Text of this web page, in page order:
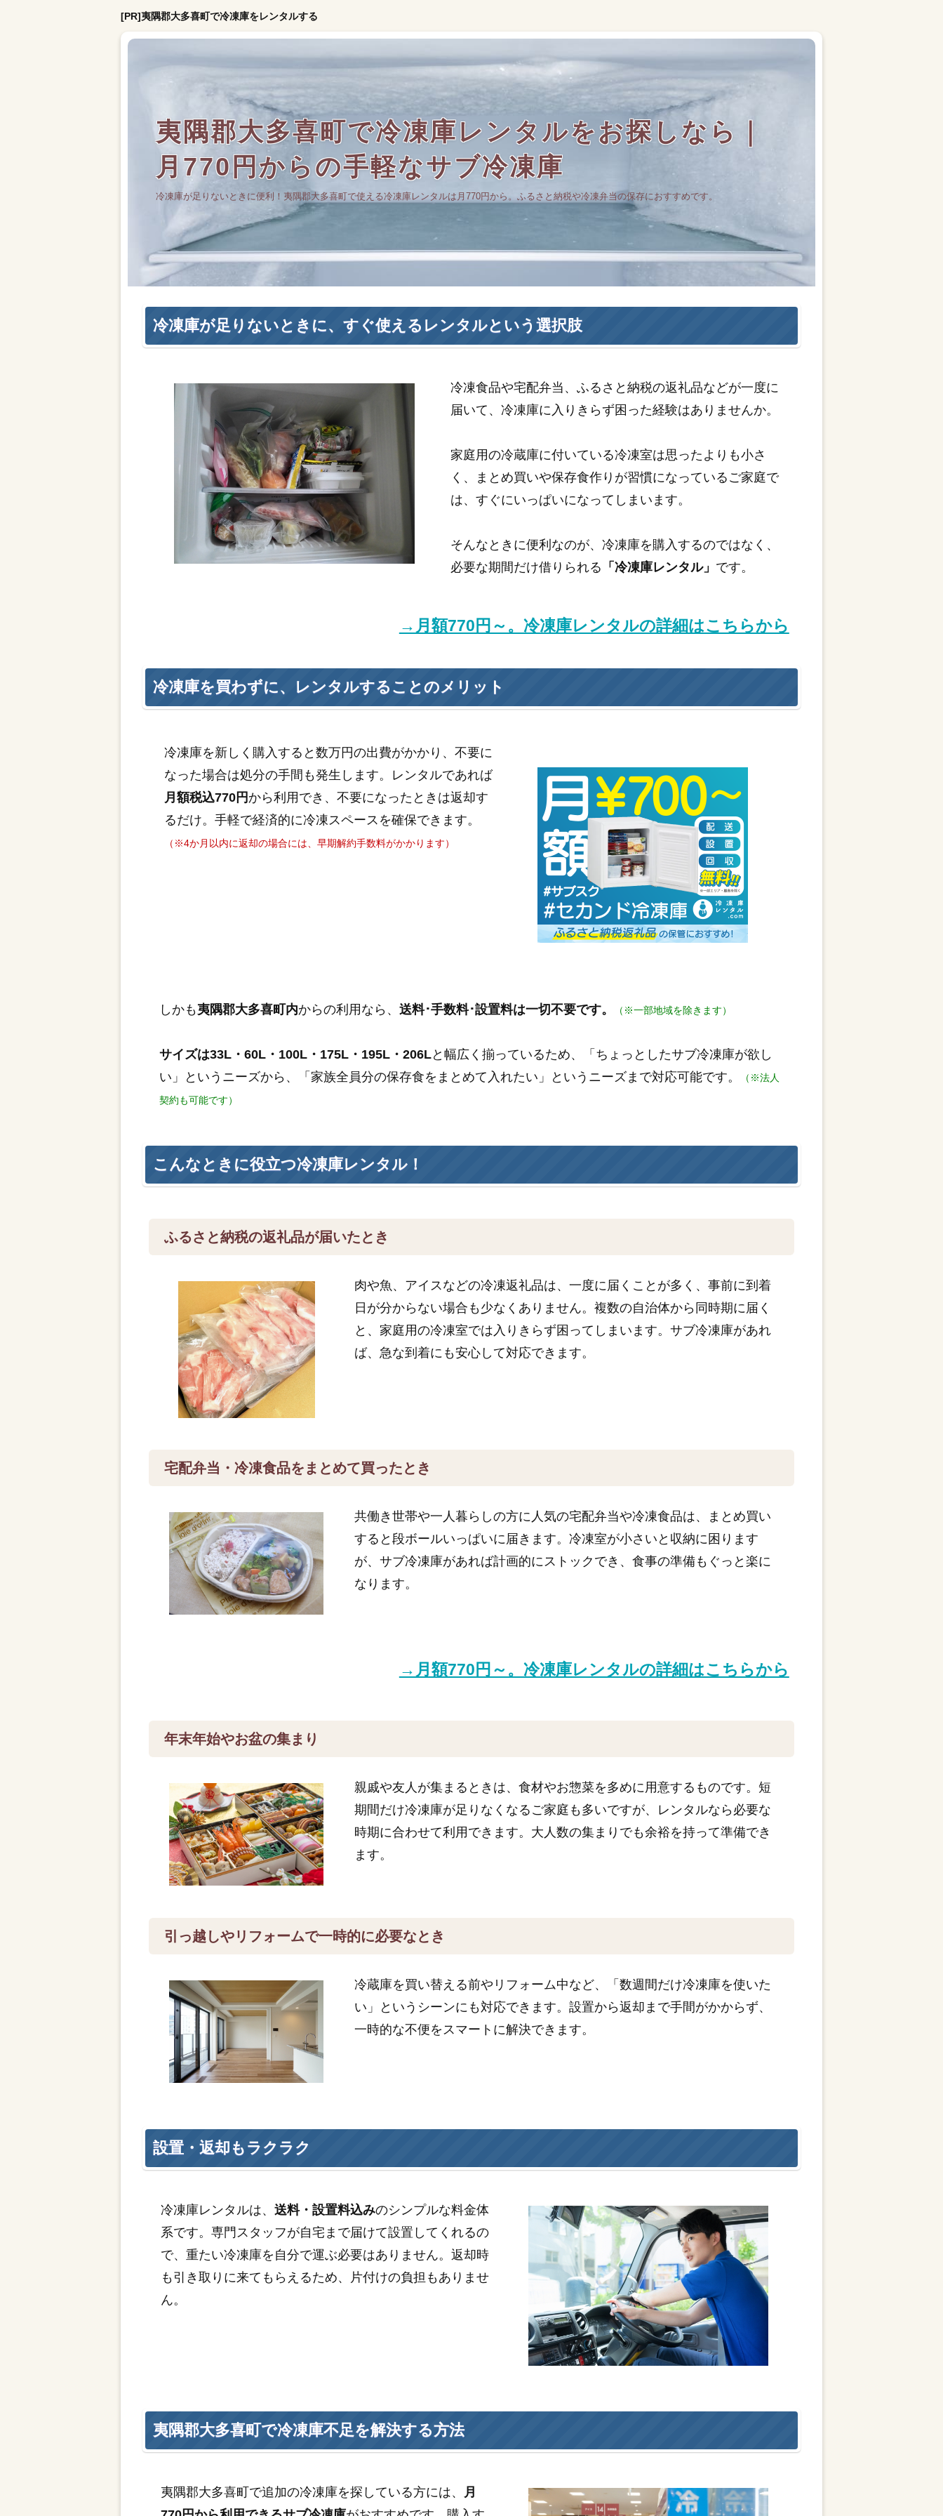
[PR]夷隅郡大多喜町で冷凍庫をレンタルする
夷隅郡大多喜町で冷凍庫レンタルをお探しなら｜
月770円からの手軽なサブ冷凍庫
冷凍庫が足りないときに便利！夷隅郡大多喜町で使える冷凍庫レンタルは月770円から。ふるさと納税や冷凍弁当の保存におすすめです。
冷凍庫が足りないときに、すぐ使えるレンタルという選択肢
冷凍食品や宅配弁当、ふるさと納税の返礼品などが一度に
届いて、冷凍庫に入りきらず困った経験はありませんか。
家庭用の冷蔵庫に付いている冷凍室は思ったよりも小さ
く、まとめ買いや保存食作りが習慣になっているご家庭で
は、すぐにいっぱいになってしまいます。
そんなときに便利なのが、冷凍庫を購入するのではなく、
必要な期間だけ借りられる 「冷凍庫レンタル」 です。
→月額770円～。冷凍庫レンタルの詳細はこちらから
冷凍庫を買わずに、レンタルすることのメリット
冷凍庫を新しく購入すると数万円の出費がかかり、不要に
なった場合は処分の手間も発生します。レンタルであれば
月額税込770円から利用でき、不要になったときは返却す
るだけ。手軽で経済的に冷凍スペースを確保できます。
（※4か月以内に返却の場合には、早期解約手数料がかかります）
しかも 夷隅郡大多喜町内からの利用なら、送料･手数料･設置料は一切不要です。 （※一部地域を除きます）
サイズは33L・60L・100L・175L・195L・206Lと幅広く揃っているため、「ちょっとしたサブ冷凍庫が欲し
い」というニーズから、「家族全員分の保存食をまとめて入れたい」というニーズまで対応可能です。
（※法人
契約も可能です）
こんなときに役立つ冷凍庫レンタル！
ふるさと納税の返礼品が届いたとき
肉や魚、アイスなどの冷凍返礼品は、一度に届くことが多く、事前に到着
日が分からない場合も少なくありません。複数の自治体から同時期に届く
と、家庭用の冷凍室では入りきらず困ってしまいます。サブ冷凍庫があれ
ば、急な到着にも安心して対応できます。
宅配弁当・冷凍食品をまとめて買ったとき
共働き世帯や一人暮らしの方に人気の宅配弁当や冷凍食品は、まとめ買い
すると段ボールいっぱいに届きます。冷凍室が小さいと収納に困ります
が、サブ冷凍庫があれば計画的にストックでき、食事の準備もぐっと楽に
なります。
→月額770円～。冷凍庫レンタルの詳細はこちらから
年末年始やお盆の集まり
親戚や友人が集まるときは、食材やお惣菜を多めに用意するものです。短
期間だけ冷凍庫が足りなくなるご家庭も多いですが、レンタルなら必要な
時期に合わせて利用できます。大人数の集まりでも余裕を持って準備でき
ます。
引っ越しやリフォームで一時的に必要なとき
冷蔵庫を買い替える前やリフォーム中など、「数週間だけ冷凍庫を使いた
い」というシーンにも対応できます。設置から返却まで手間がかからず、
一時的な不便をスマートに解決できます。
設置・返却もラクラク
冷凍庫レンタルは、送料・設置料込みのシンプルな料金体
系です。専門スタッフが自宅まで届けて設置してくれるの
で、重たい冷凍庫を自分で運ぶ必要はありません。返却時
も引き取りに来てもらえるため、片付けの負担もありませ
ん。
夷隅郡大多喜町で冷凍庫不足を解決する方法
夷隅郡大多喜町で追加の冷凍庫を探している方には、
月